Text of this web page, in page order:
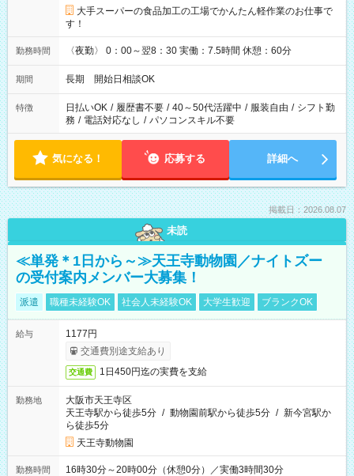
大手スーパーの食品加工の工場でかんたん軽作業のお仕事で
す！
勤務時間 〈夜勤〉 0：00～翌8：30 実働：7.5時間 休憩：60分
期間 長期 開始日相談OK
特徴 日払いOK / 履歴書不要 / 40～50代活躍中 / 服装自由 / シフト勤
務 / 電話対応なし / パソコンスキル不要
気になる！ 応募する 詳細へ
掲載日：2026.08.07
未読
≪単発＊1日から～≫天王寺動物園／ナイトズー
の受付案内メンバー大募集！
派遣 職種未経験OK 社会人未経験OK 大学生歓迎 ブランクOK
給与
1177円
交通費別途支給あり
交通費 1日450円迄の実費を支給
勤務地
大阪市天王寺区
天王寺駅から徒歩5分 / 動物園前駅から徒歩5分 / 新今宮駅か
ら徒歩5分
天王寺動物園
勤務時間 16時30分～20時00分（休憩0分）／実働3時間30分